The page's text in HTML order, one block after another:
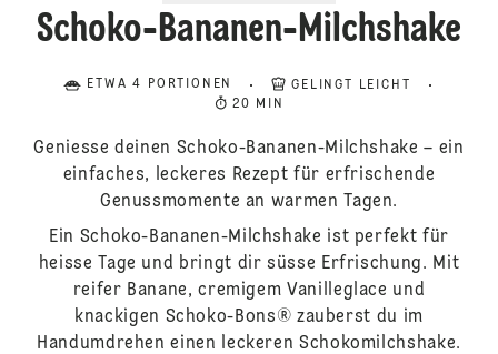
Schoko-Bananen-Milchshake
ETWA 4 PORTIONEN
GELINGT LEICHT
20 MIN
Geniesse deinen Schoko-Bananen-Milchshake – ein
einfaches, leckeres Rezept für erfrischende
Genussmomente an warmen Tagen.
Ein Schoko-Bananen-Milchshake ist perfekt für
heisse Tage und bringt dir süsse Erfrischung. Mit
reifer Banane, cremigem Vanilleglace und
knackigen Schoko-Bons® zauberst du im
Handumdrehen einen leckeren Schokomilchshake.